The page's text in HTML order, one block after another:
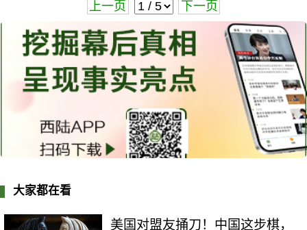
上一页 下一页
大家都在看
美国对盟友捅刀！中国这步棋，